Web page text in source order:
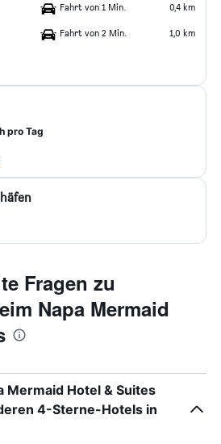
Fahrt von 1 Min. 0,4 km
Fahrt von 2 Min. 1,0 km
pro Tag
Fragen zu
Napa Mermaid
Mermaid Hotel & Suites
4-Sterne-Hotels in